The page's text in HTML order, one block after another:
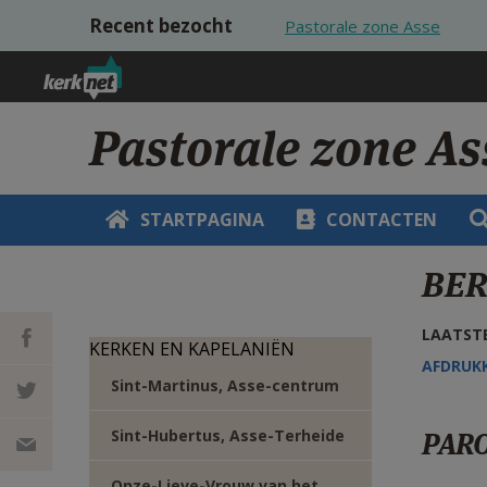
Overslaan en naar de inhoud gaan
Recent bezocht Pastorale zone Asse
Pastorale zone
STARTPAGINA CONTACTEN
DEEL OP
FACEBOOK
DEEL OP
KERKEN EN KAPELANIËN
Sint-Martinus, Asse-centrum
Sint-Hubertus, Asse-Terheide